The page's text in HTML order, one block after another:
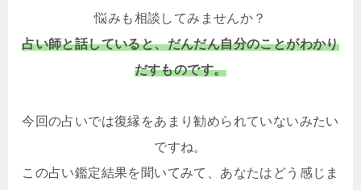
悩みも相談してみませんか？
占い師と話していると、だんだん自分のことがわかり
だすものです。
今回の占いでは復縁をあまり勧められていないみたい
ですね。
この占い鑑定結果を聞いてみて、あなたはどう感じま